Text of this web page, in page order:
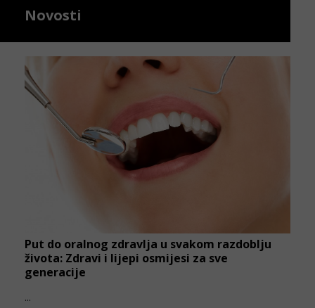
Novosti
Put do oralnog zdravlja u svakom razdoblju
života: Zdravi i lijepi osmijesi za sve
generacije
...